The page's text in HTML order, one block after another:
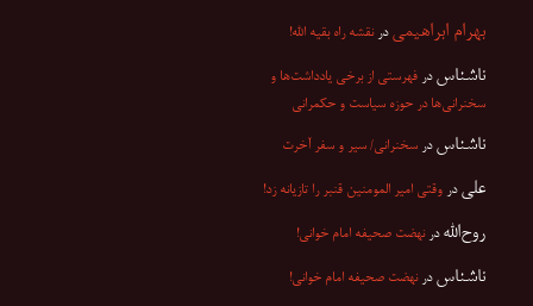
بهرام ابراهیمی درنقشه راه بقیه الله!
ناشناس در فهرستی از برخی یادداشت‌ها و
سخنرانی‌ها در حوزه سیاست و حکمرانی
ناشناس در سخنرانی/ سیر و سفر آخرت
علی در وقتی امیر المومنین قنبر را تازیانه زد!
روح‌الله درنهضت صحیفه امام خوانی!
ناشناس درنهضت صحیفه امام خوانی!